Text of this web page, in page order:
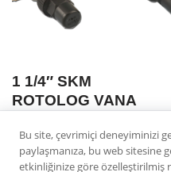
1 1/4″ SKM
ROTOLOG VANA
SERVISLI
Bu site, çevrimiçi deneyiminizi
paylaşmanıza, bu web sitesine
etkinliğinize göre